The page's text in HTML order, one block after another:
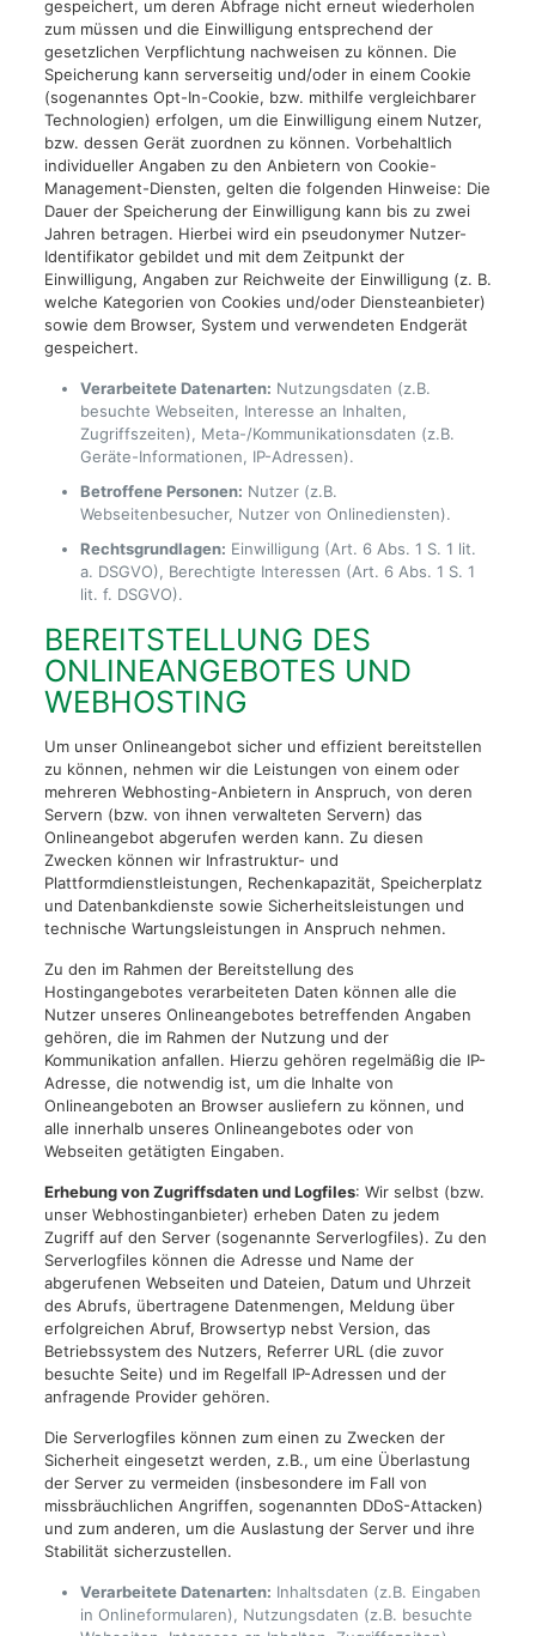
gespeichert, um deren Abfrage nicht erneut wiederholen
zum müssen und die Einwilligung entsprechend der
gesetzlichen Verpflichtung nachweisen zu können. Die
Speicherung kann serverseitig und/oder in einem Cookie
(sogenanntes Opt-In-Cookie, bzw. mithilfe vergleichbarer
Technologien) erfolgen, um die Einwilligung einem Nutzer,
bzw. dessen Gerät zuordnen zu können. Vorbehaltlich
individueller Angaben zu den Anbietern von Cookie-
Management-Diensten, gelten die folgenden Hinweise: Die
Dauer der Speicherung der Einwilligung kann bis zu zwei
Jahren betragen. Hierbei wird ein pseudonymer Nutzer-
Identifikator gebildet und mit dem Zeitpunkt der
Einwilligung, Angaben zur Reichweite der Einwilligung (z. B.
welche Kategorien von Cookies und/oder Diensteanbieter)
sowie dem Browser, System und verwendeten Endgerät
gespeichert.
Verarbeitete Datenarten: Nutzungsdaten (z.B.
besuchte Webseiten, Interesse an Inhalten,
Zugriffszeiten), Meta-/Kommunikationsdaten (z.B.
Geräte-Informationen, IP-Adressen).
Betroffene Personen: Nutzer (z.B.
Webseitenbesucher, Nutzer von Onlinediensten).
Rechtsgrundlagen: Einwilligung (Art. 6 Abs. 1 S. 1 lit.
a. DSGVO), Berechtigte Interessen (Art. 6 Abs. 1 S. 1
lit. f. DSGVO).
BEREITSTELLUNG DES
ONLINEANGEBOTES UND
WEBHOSTING
Um unser Onlineangebot sicher und effizient bereitstellen
zu können, nehmen wir die Leistungen von einem oder
mehreren Webhosting-Anbietern in Anspruch, von deren
Servern (bzw. von ihnen verwalteten Servern) das
Onlineangebot abgerufen werden kann. Zu diesen
Zwecken können wir Infrastruktur- und
Plattformdienstleistungen, Rechenkapazität, Speicherplatz
und Datenbankdienste sowie Sicherheitsleistungen und
technische Wartungsleistungen in Anspruch nehmen.
Zu den im Rahmen der Bereitstellung des
Hostingangebotes verarbeiteten Daten können alle die
Nutzer unseres Onlineangebotes betreffenden Angaben
gehören, die im Rahmen der Nutzung und der
Kommunikation anfallen. Hierzu gehören regelmäßig die IP-
Adresse, die notwendig ist, um die Inhalte von
Onlineangeboten an Browser ausliefern zu können, und
alle innerhalb unseres Onlineangebotes oder von
Webseiten getätigten Eingaben.
Erhebung von Zugriffsdaten und Logfiles: Wir selbst (bzw.
unser Webhostinganbieter) erheben Daten zu jedem
Zugriff auf den Server (sogenannte Serverlogfiles). Zu den
Serverlogfiles können die Adresse und Name der
abgerufenen Webseiten und Dateien, Datum und Uhrzeit
des Abrufs, übertragene Datenmengen, Meldung über
erfolgreichen Abruf, Browsertyp nebst Version, das
Betriebssystem des Nutzers, Referrer URL (die zuvor
besuchte Seite) und im Regelfall IP-Adressen und der
anfragende Provider gehören.
Die Serverlogfiles können zum einen zu Zwecken der
Sicherheit eingesetzt werden, z.B., um eine Überlastung
der Server zu vermeiden (insbesondere im Fall von
missbräuchlichen Angriffen, sogenannten DDoS-Attacken)
und zum anderen, um die Auslastung der Server und ihre
Stabilität sicherzustellen.
Verarbeitete Datenarten: Inhaltsdaten (z.B. Eingaben
in Onlineformularen), Nutzungsdaten (z.B. besuchte